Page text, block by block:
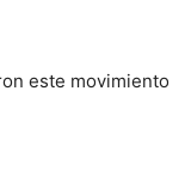
este movimiento